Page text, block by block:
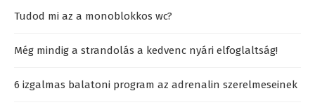
Tudod mi az a monoblokkos wc?
Még mindig a strandolás a kedvenc nyári elfoglaltság!
6 izgalmas balatoni program az adrenalin szerelmeseinek